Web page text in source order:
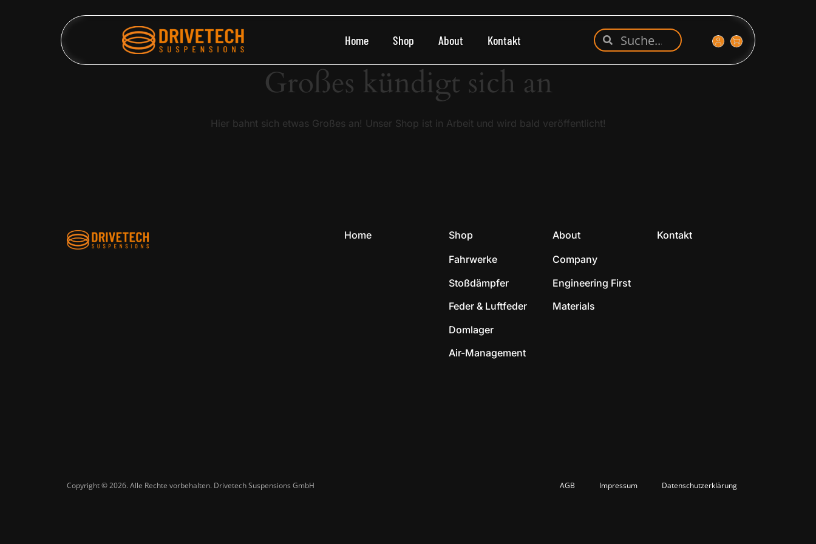
Home Shop About Kontakt
Großes kündigt sich an
Hier bahnt sich etwas Großes an! Unser Shop ist in Arbeit und wird bald veröffentlicht!
Home
Shop
Fahrwerke
Stoßdämpfer
Feder & Luftfeder
Domlager
Air-Management
About
Company
Engineering First
Materials
Kontakt
Copyright © 2026. Alle Rechte vorbehalten. Drivetech Suspensions GmbH​ AGB Impressum Datenschutzerklärung